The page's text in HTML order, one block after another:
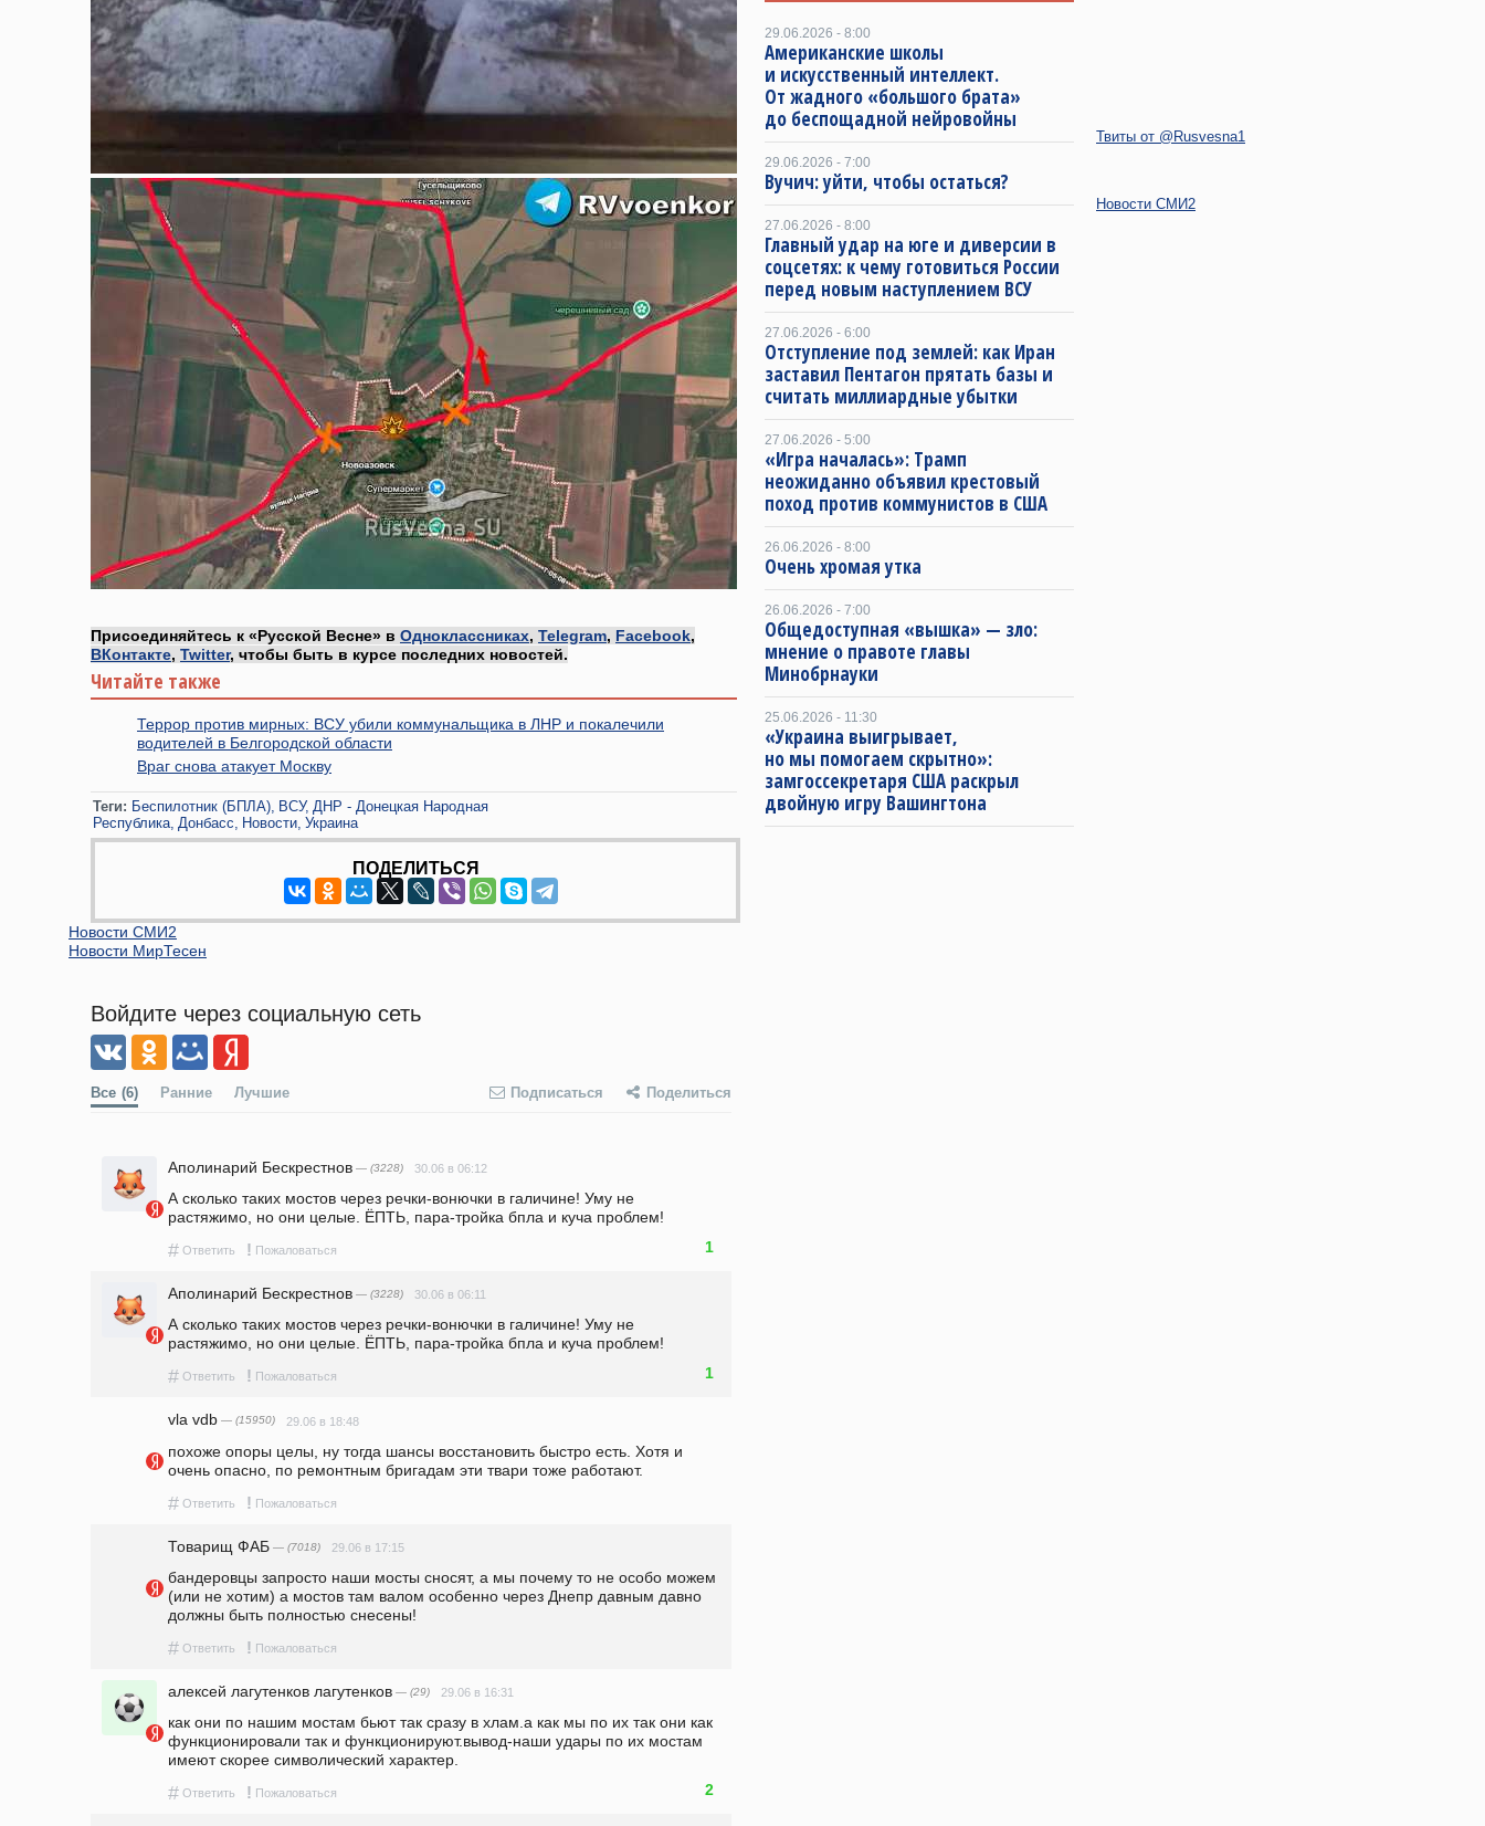
Присоединяйтесь к «Русской Весне» в Одноклассниках, Telegram, Facebook,
ВКонтакте, Twitter, чтобы быть в курсе последних новостей.
Читайте также
Террор против мирных: ВСУ убили коммунальщика в ЛНР и покалечили
водителей в Белгородской области
Враг снова атакует Москву
Теги: Беспилотник (БПЛА) ВСУ ДНР - Донецкая Народная
Республика Донбасс Новости Украина
ПОДЕЛИТЬСЯ
Новости СМИ2
Новости МирТесен
Войдите через социальную сеть
Все (6) Ранние Лучшие Подписаться Поделиться
Аполинарий Бескрестнов — (3228) 30.06 в 06:12
А сколько таких мостов через речки-вонючки в галичине! Уму не
растяжимо, но они целые. ЁПТЬ, пара-тройка бпла и куча проблем!
# Ответить ! Пожаловаться 1
Аполинарий Бескрестнов — (3228) 30.06 в 06:11
А сколько таких мостов через речки-вонючки в галичине! Уму не
растяжимо, но они целые. ЁПТЬ, пара-тройка бпла и куча проблем!
# Ответить ! Пожаловаться 1
vla vdb — (15950) 29.06 в 18:48
похоже опоры целы, ну тогда шансы восстановить быстро есть. Хотя и
очень опасно, по ремонтным бригадам эти твари тоже работают.
# Ответить ! Пожаловаться
Товарищ ФАБ — (7018) 29.06 в 17:15
бандеровцы запросто наши мосты сносят, а мы почему то не особо можем
(или не хотим) а мостов там валом особенно через Днепр давным давно
должны быть полностью снесены!
# Ответить ! Пожаловаться
алексей лагутенков лагутенков — (29) 29.06 в 16:31
как они по нашим мостам бьют так сразу в хлам.а как мы по их так они как
функционировали так и функционируют.вывод-наши удары по их мостам
имеют скорее символический характер.
# Ответить ! Пожаловаться 2
29.06.2026 - 8:00
Американские школы
и искусственный интеллект.
От жадного «большого брата»
до беспощадной нейровойны
29.06.2026 - 7:00
Вучич: уйти, чтобы остаться?
27.06.2026 - 8:00
Главный удар на юге и диверсии в
соцсетях: к чему готовиться России
перед новым наступлением ВСУ
27.06.2026 - 6:00
Отступление под землей: как Иран
заставил Пентагон прятать базы и
считать миллиардные убытки
27.06.2026 - 5:00
«Игра началась»: Трамп
неожиданно объявил крестовый
поход против коммунистов в США
26.06.2026 - 8:00
Очень хромая утка
26.06.2026 - 7:00
Общедоступная «вышка» — зло:
мнение о правоте главы
Минобрнауки
25.06.2026 - 11:30
«Украина выигрывает,
но мы помогаем скрытно»:
замгоссекретаря США раскрыл
двойную игру Вашингтона
Твиты от @Rusvesna1
Новости СМИ2